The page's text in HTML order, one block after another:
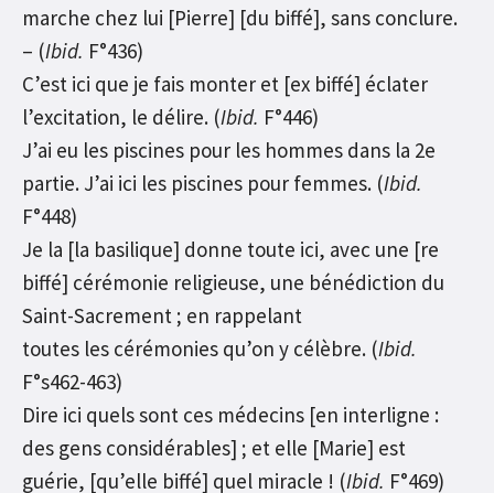
marche chez lui [Pierre] [du biffé], sans conclure.
– (Ibid. F°436)
C’est ici que je fais monter et [ex biffé] éclater
l’excitation, le délire. (Ibid. F°446)
J’ai eu les piscines pour les hommes dans la 2e
partie. J’ai ici les piscines pour femmes. (Ibid.
F°448)
Je la [la basilique] donne toute ici, avec une [re
biffé] cérémonie religieuse, une bénédiction du
Saint-Sacrement ; en rappelant
toutes les cérémonies qu’on y célèbre. (Ibid.
F°s462-463)
Dire ici quels sont ces médecins [en interligne :
des gens considérables] ; et elle [Marie] est
guérie, [qu’elle biffé] quel miracle ! (Ibid. F°469)